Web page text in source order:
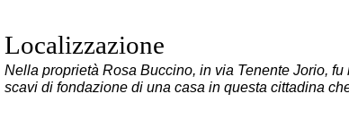
Localizzazione
Nella proprietà Rosa Buccino, in via Tenente Jorio,
scavi di fondazione di una casa in questa cittadina